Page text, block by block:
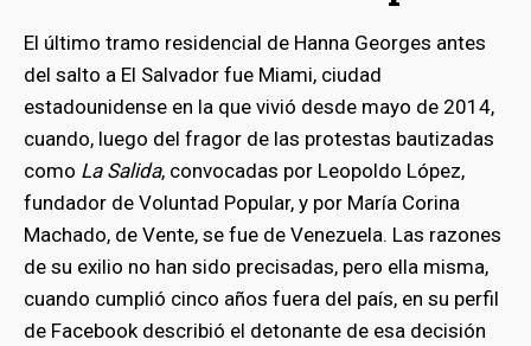
El último tramo residencial de Hanna Georges antes
del salto a El Salvador fue Miami, ciudad
estadounidense en la que vivió desde mayo de 2014,
cuando, luego del fragor de las protestas bautizadas
como La Salida, convocadas por Leopoldo López,
fundador de Voluntad Popular, y por María Corina
Machado, de Vente, se fue de Venezuela. Las razones
de su exilio no han sido precisadas, pero ella misma,
cuando cumplió cinco años fuera del país, en su perfil
de Facebook describió el detonante de esa decisión